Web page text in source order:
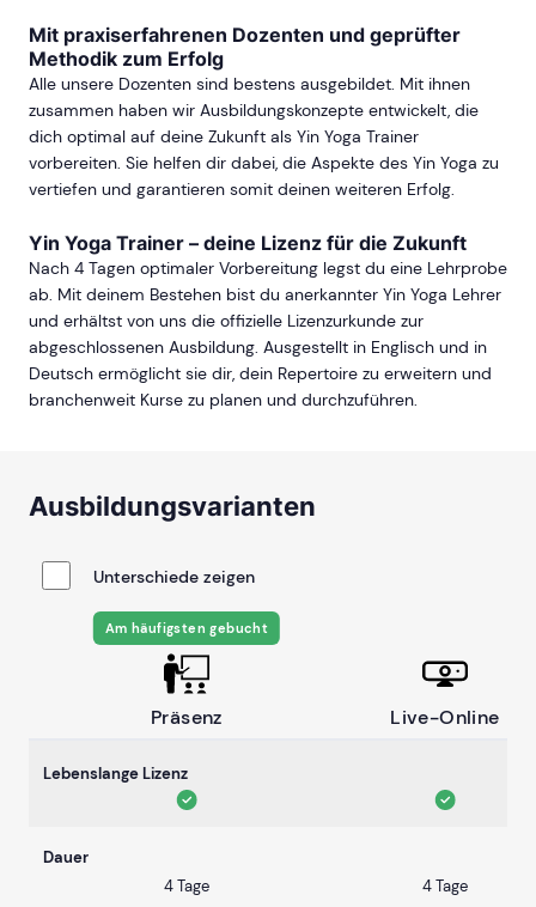
Mit praxiserfahrenen Dozenten und geprüfter
Methodik zum Erfolg
Alle unsere Dozenten sind bestens ausgebildet. Mit ihnen
zusammen haben wir Ausbildungskonzepte entwickelt, die
dich optimal auf deine Zukunft als Yin Yoga Trainer
vorbereiten. Sie helfen dir dabei, die Aspekte des Yin Yoga zu
vertiefen und garantieren somit deinen weiteren Erfolg.
Yin Yoga Trainer – deine Lizenz für die Zukunft
Nach 4 Tagen optimaler Vorbereitung legst du eine Lehrprobe
ab. Mit deinem Bestehen bist du anerkannter Yin Yoga Lehrer
und erhältst von uns die offizielle Lizenzurkunde zur
abgeschlossenen Ausbildung. Ausgestellt in Englisch und in
Deutsch ermöglicht sie dir, dein Repertoire zu erweitern und
branchenweit Kurse zu planen und durchzuführen.
Ausbildungsvarianten
Unterschiede zeigen
Präsenz
Am häufigsten gebucht
Live-Online
Lebenslange Lizenz
Dauer
4 Tage
4 Tage